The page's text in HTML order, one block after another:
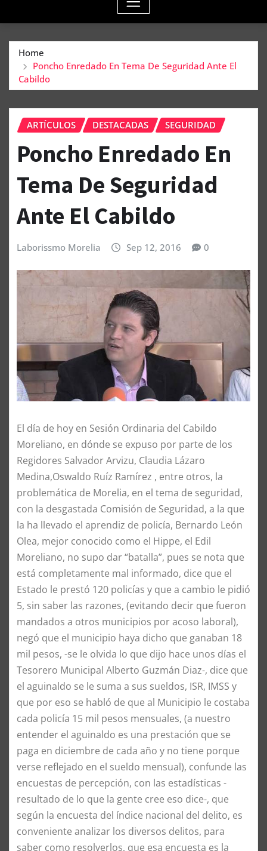
Home
Poncho Enredado En Tema De Seguridad Ante El
Cabildo
ARTÍCULOS DESTACADAS SEGURIDAD
Poncho Enredado En
Tema De Seguridad
Ante El Cabildo
Laborissmo Morelia Sep 12, 2016 0
El día de hoy en Sesión Ordinaria del Cabildo
Moreliano, en dónde se expuso por parte de los
Regidores Salvador Arvizu, Claudia Lázaro
Medina,Oswaldo Ruíz Ramírez , entre otros, la
problemática de Morelia, en el tema de seguridad,
con la desgastada Comisión de Seguridad, a la que
la ha llevado el aprendiz de policía, Bernardo León
Olea, mejor conocido como el Hippe, el Edil
Moreliano, no supo dar “batalla”, pues se nota que
está completamente mal informado, dice que el
Estado le prestó 120 policías y que a cambio le pidió
5, sin saber las razones, (evitando decir que fueron
mandados a otros municipios por acoso laboral),
negó que el municipio haya dicho que ganaban 18
mil pesos, -se le olvida lo que dijo hace unos días el
Tesorero Municipal Alberto Guzmán Diaz-, dice que
el aguinaldo se le suma a sus sueldos, ISR, IMSS y
que por eso se habló de que al Municipio le costaba
cada policía 15 mil pesos mensuales, (a nuestro
entender el aguinaldo es una prestación que se
paga en diciembre de cada año y no tiene porque
verse reflejado en el sueldo mensual), confunde las
encuestas de percepción, con las estadísticas -
resultado de lo que la gente cree eso dice-, que
según la encuesta del índice nacional del delito, es
conveniente analizar los diversos delitos, para
saber como resolverlos, que esa encuesta es la